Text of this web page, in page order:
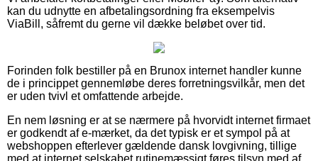
kan du udnytte en afbetalingsordning fra eksempelvis
ViaBill, såfremt du gerne vil dække beløbet over tid.
Forinden folk bestiller på en Brunox internet handler kunne
de i princippet gennemløbe deres forretningsvilkår, men det
er uden tvivl et omfattende arbejde.
En nem løsning er at se nærmere på hvorvidt internet firmaet
er godkendt af e-mærket, da det typisk er et sympol på at
webshoppen efterlever gældende dansk lovgivning, tillige
med at internet selskabet rutinemæssigt føres tilsyn med af